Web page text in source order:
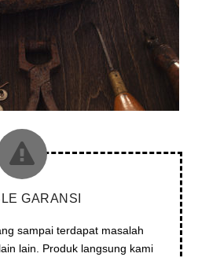
GARANSI
sampai terdapat masalah
lain. Produk langsung kami